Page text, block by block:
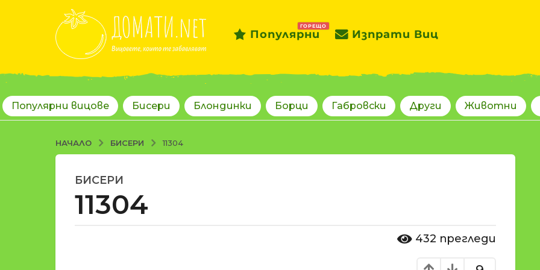
Популярни
ГОРЕЩО
Изпрати Виц
Популярни вицове Бисери Блондинки Борци Габровски Други Животни
НАЧАЛО БИСЕРИ 11304
1
8
БИСЕРИ
11304
432 прегледи